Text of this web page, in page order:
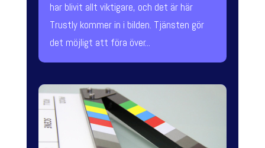
har blivit allt viktigare, och det är här
Trustly kommer in i bilden. Tjänsten gör
det möjligt att föra över...